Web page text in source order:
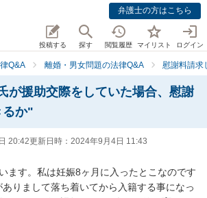
弁護士の方はこちら
投稿する 探す 閲覧履歴 マイリスト ログイン
Q&A 離婚・男女問題の法律Q&A 慰謝料請求
が援助交際をしていた場合、慰謝
るか"
20:42更新日時： 2024年9月4日 11:43
ます。私は妊娠8ヶ月に入ったとこなのです
りまして落ち着いてから入籍する事になっ